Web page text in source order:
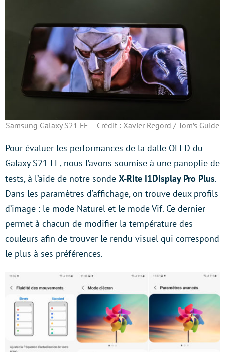
Samsung Galaxy S21 FE – Crédit : Xavier Regord / Tom’s Guide
Pour évaluer les performances de la dalle OLED du
Galaxy S21 FE, nous l’avons soumise à une panoplie de
tests, à l’aide de notre sonde X-Rite i1Display Pro Plus.
Dans les paramètres d’affichage, on trouve deux profils
d’image : le mode Naturel et le mode Vif. Ce dernier
permet à chacun de modifier la température des
couleurs afin de trouver le rendu visuel qui correspond
le plus à ses préférences.